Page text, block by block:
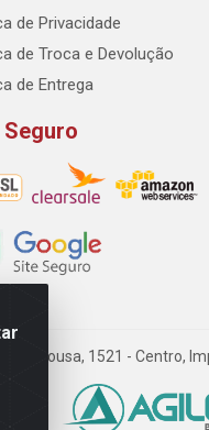
de Privacidade
de Troca e Devolução
de Entrega
de Sousa, 1521 - Centro,